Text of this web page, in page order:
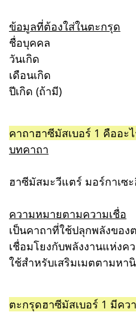
ข้อมูลที่ต้องใส่ในตะกรุด
ชื่อบุคคล
วันเกิด
เดือนเกิด
ปีเกิด (ถ้ามี)
คาถาฮาซีมัสเบอร์ 1 คืออะไ
บทคาถา
ฮาซีมัสมะวีแตร์ มอร์กาเซ
ความหมายตามความเชื่อ
เป็นคาถาที่ใช้ปลุกพลังของ
เชื่อมโยงกับพลังงานแห่งค
ใช้สำหรับเสริมเมตตามห
ตะกรุดฮาซีมัสเบอร์ 1 มีคว